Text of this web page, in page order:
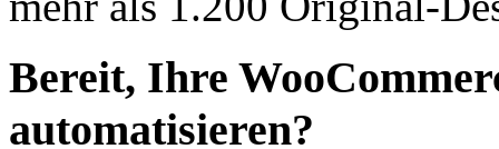
Bereit, Ihre
automatisieren?